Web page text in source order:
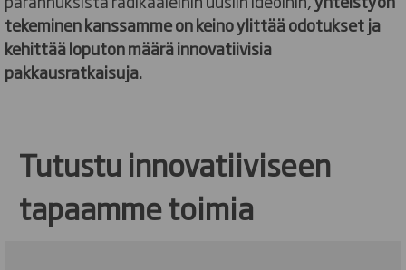
tekeminen kanssamme on keino ylittää odotukset ja
kehittää loputon määrä innovatiivisia
pakkausratkaisuja.
Tutustu innovatiiviseen
tapaamme toimia